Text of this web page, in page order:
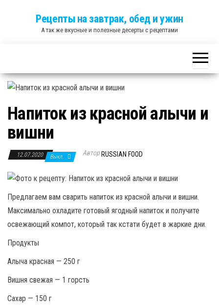
Рецепты на завтрак, обед и ужин
А так же вкусные и полезные десерты с рецептами
Напиток из красной алычи и
вишни
12.07.2020 Выкл. Автор RUSSIAN FOOD
Предлагаем вам сварить напиток из красной алычи и вишни.
Максимально охладите готовый ягодный напиток и получите
освежающий компот, который так кстати будет в жаркие дни.
Продукты
Алыча красная — 250 г
Вишня свежая — 1 горсть
Сахар — 150 г